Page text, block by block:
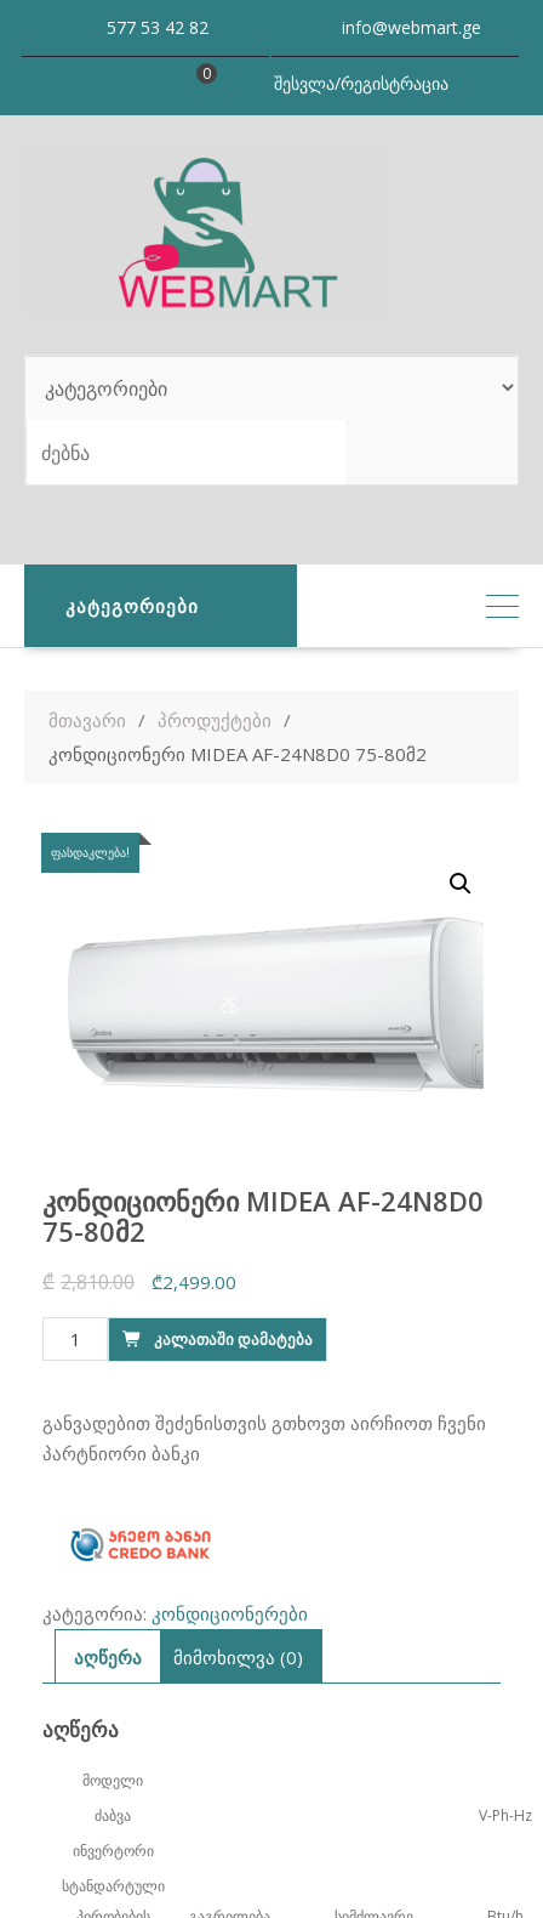
577 53 42 82 info@webmart.ge
შესვლა/რეგისტრაცია
0
SEARCH
ᲙᲐᲢᲔᲒᲝᲠᲘᲔᲑᲘ
მთავარი
პროდუქტები
კონდიციონერი MIDEA AF-24N8D0 75-80მ2
ᲤᲐᲡᲓᲐᲙᲚᲔᲑᲐ!
კონდიციონერი MIDEA AF-24N8D0
75-80მ2
₾ 2,810.00
Original
price
was:
₾2,499.00
price
is:
რაოდენობა:
კონდიციონერი
AF-
24N8D0
ᲙᲐᲚᲐᲗᲐᲨᲘ ᲓᲐᲛᲐᲢᲔᲑᲐ
განვადებით შეძენისთვის გთხოვთ აირჩიოთ ჩვენი
პარტნიორი ბანკი
კატეგორია: კონდიციონერები
აღწერა
მიმოხილვა (0)
ᲐᲦᲬᲔᲠᲐ
მოდელი
ძაბვა
V-Ph-Hz
ინვერტორი
სტანდარტული